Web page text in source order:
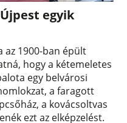
egyik
az 1900-ban épült
hogy a kétemeletes
egy belvárosi
a faragott
a kovácsoltvas
ezt az elképzelést.